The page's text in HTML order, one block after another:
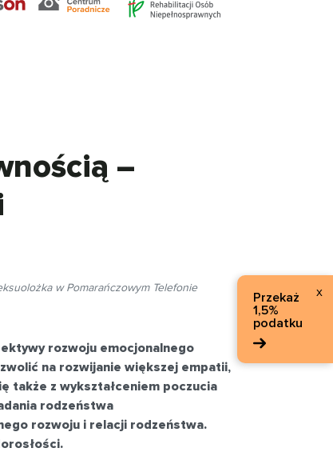
Przekaż
1,5%
podatku
x
–
w Pomarańczowym Telefonie
rozwoju emocjonalnego
na rozwijanie większej empatii,
także z wykształceniem poczucia
rodzeństwa
rozwoju i relacji rodzeństwa.